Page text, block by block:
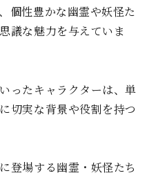
個性豊かな幽霊や妖怪た
議な魅力を与えていま
ったキャラクターは、単
切実な背景や役割を持つ
登場する幽霊・妖怪たち